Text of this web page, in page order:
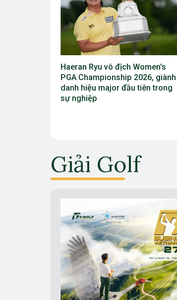
Eugenio Chacarra thắng bùng nổ
tại Italian Open, giành vé dự The
Open
Giải Golf